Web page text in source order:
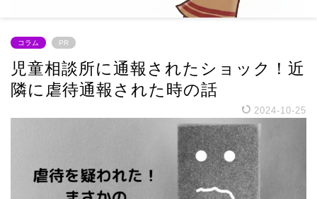
コラム PR
児童相談所に通報されたショック！近
隣に虐待通報された時の話
2024-10-25